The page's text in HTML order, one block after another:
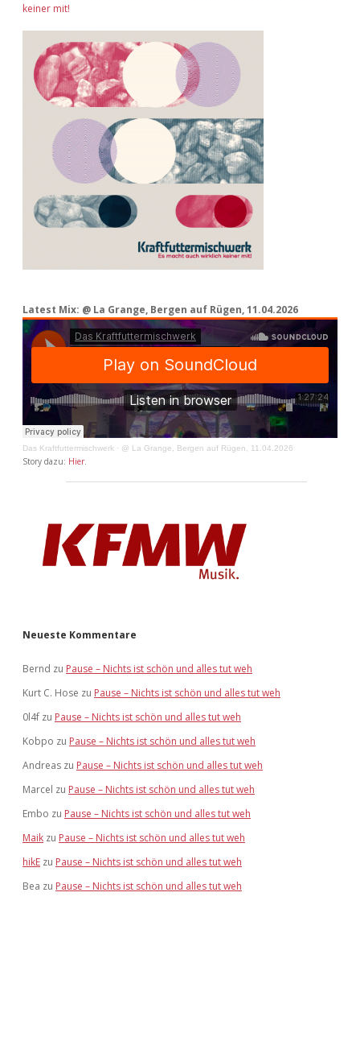
keiner mit!
Latest Mix: @ La Grange, Bergen auf Rügen, 11.04.2026
Das Kraftfuttermischwerk · @ La Grange, Bergen auf Rügen, 11.04.2026
Story dazu: Hier.
Neueste Kommentare
Bernd zu Pause – Nichts ist schön und alles tut weh
Kurt C. Hose zu Pause – Nichts ist schön und alles tut weh
0l4f zu Pause – Nichts ist schön und alles tut weh
Kobpo zu Pause – Nichts ist schön und alles tut weh
Andreas zu Pause – Nichts ist schön und alles tut weh
Marcel zu Pause – Nichts ist schön und alles tut weh
Embo zu Pause – Nichts ist schön und alles tut weh
Maik zu Pause – Nichts ist schön und alles tut weh
hikE zu Pause – Nichts ist schön und alles tut weh
Bea zu Pause – Nichts ist schön und alles tut weh